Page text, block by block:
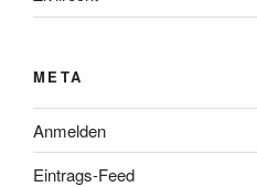
META
Anmelden
Eintrags-Feed